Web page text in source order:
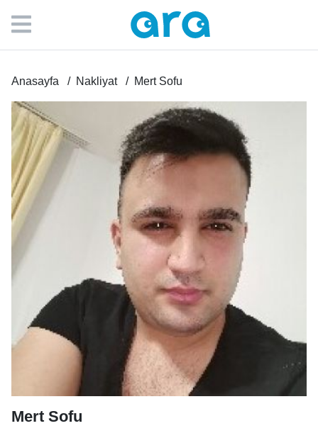
Anasayfa Nakliyat Mert Sofu
Mert Sofu